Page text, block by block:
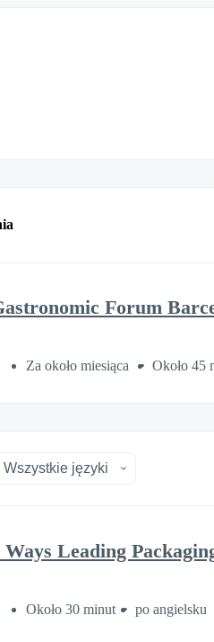
Forum
Za około miesiąca Około 45
Ways Leading
Około 30 minut po angielsku